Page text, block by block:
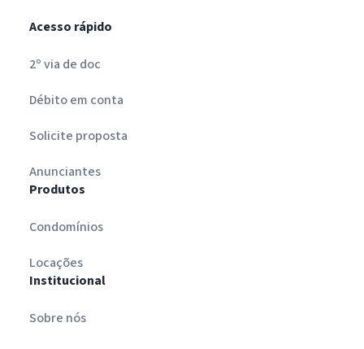
Acesso rápido
2º via de doc
Débito em conta
Solicite proposta
Anunciantes
Produtos
Condomínios
Locações
Institucional
Sobre nós